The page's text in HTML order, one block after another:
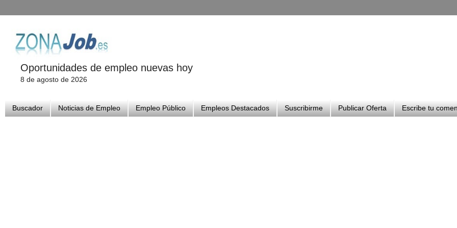
Oportunidades de empleo nuevas hoy
8 de agosto de 2026
Buscador Noticias de Empleo Empleo Público Empleos Destacados Suscribirme Publicar Oferta Escribe tu